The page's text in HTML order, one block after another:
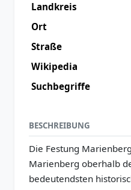
Landkreis
Ort
Straße
Wikipedia
Suchbegriffe
BESCHREIBUNG
Die Festung
Marienberg oberhalb
bedeutendsten